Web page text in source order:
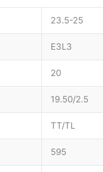
23.5-25
E3L3
20
19.50/2.5
TT/TL
595